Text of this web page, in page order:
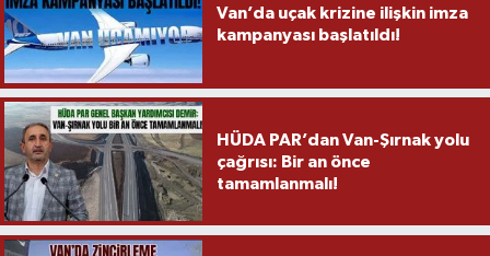
Van’da uçak krizine ilişkin imza
kampanyası başlatıldı!
HÜDA PAR’dan Van-Şırnak yolu
çağrısı: Bir an önce
tamamlanmalı!